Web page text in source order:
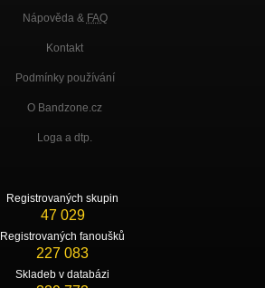
Nápověda & FAQ
Kontakt
Podmínky používání
O Bandzone.cz
Loga a dtp.
Registrovaných skupin
47 029
Registrovaných fanoušků
227 083
Skladeb v databázi